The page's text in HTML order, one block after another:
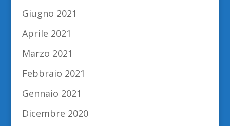
Giugno 2021
Aprile 2021
Marzo 2021
Febbraio 2021
Gennaio 2021
Dicembre 2020